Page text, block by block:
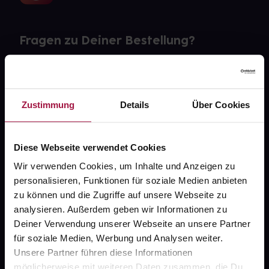
Zustimmung Details Über Cookies
Diese Webseite verwendet Cookies
Wir verwenden Cookies, um Inhalte und Anzeigen zu
personalisieren, Funktionen für soziale Medien anbieten
zu können und die Zugriffe auf unsere Webseite zu
analysieren. Außerdem geben wir Informationen zu
Deiner Verwendung unserer Webseite an unsere Partner
für soziale Medien, Werbung und Analysen weiter.
Unsere Partner führen diese Informationen
Fragen zu Deiner Bestellung?
Über uns
Karriere